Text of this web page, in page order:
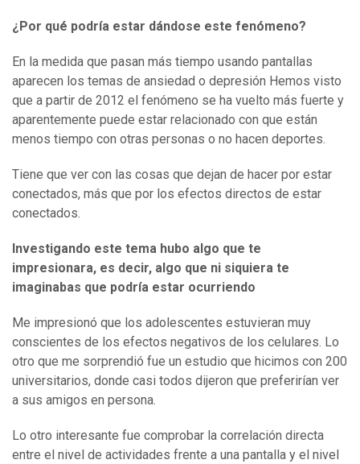
¿Por qué podría estar dándose este fenómeno?
En la medida que pasan más tiempo usando pantallas
aparecen los temas de ansiedad o depresión Hemos visto
que a partir de 2012 el fenómeno se ha vuelto más fuerte y
aparentemente puede estar relacionado con que están
menos tiempo con otras personas o no hacen deportes.
Tiene que ver con las cosas que dejan de hacer por estar
conectados, más que por los efectos directos de estar
conectados.
Investigando este tema hubo algo que te
impresionara, es decir, algo que ni siquiera te
imaginabas que podría estar ocurriendo
Me impresionó que los adolescentes estuvieran muy
conscientes de los efectos negativos de los celulares. Lo
otro que me sorprendió fue un estudio que hicimos con 200
universitarios, donde casi todos dijeron que preferirían ver
a sus amigos en persona.
Lo otro interesante fue comprobar la correlación directa
entre el nivel de actividades frente a una pantalla y el nivel